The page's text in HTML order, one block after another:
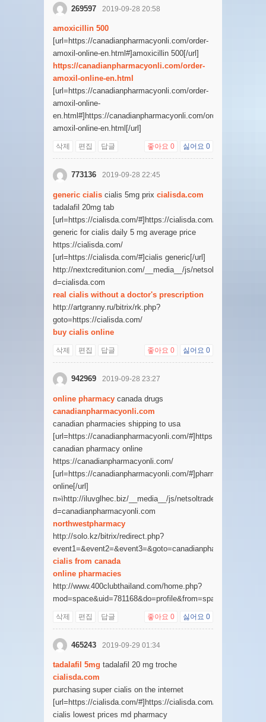
269597 2019-09-28 20:58
amoxicillin 500
[url=https://canadianpharmacyonli.com/order-
amoxil-online-en.html#]amoxicillin 500[/url]
https://canadianpharmacyonli.com/order-
amoxil-online-en.html
[url=https://canadianpharmacyonli.com/order-
amoxil-online-
en.html#]https://canadianpharmacyonli.com/order-
amoxil-online-en.html[/url]
삭제 편집 답글 좋아요 0 싫어요 0
773136 2019-09-28 22:45
generic cialis cialis 5mg prix cialisda.com
tadalafil 20mg tab
[url=https://cialisda.com/#]https://cialisda.com/[/url]
generic for cialis daily 5 mg average price
https://cialisda.com/
[url=https://cialisda.com/#]cialis generic[/url]
http://nextcreditunion.com/__media__/js/
d=cialisda.com
real cialis without a doctor's prescription
http://artgranny.ru/bitrix/rk.php?
goto=https://cialisda.com/
buy cialis online
삭제 편집 답글 좋아요 0 싫어요 0
942969 2019-09-28 23:27
online pharmacy canada drugs
canadianpharmacyonli.com
canadian pharmacies shipping to usa
[url=https://canadianpharmacyonli.com/#]https://
canadian pharmacy online
https://canadianpharmacyonli.com/
[url=https://canadianpharmacyonli.com/#]pharmacy
online[/url]
п»їhttp://iluvglhec.biz/__media__/js/netsoltrademark.php?
d=canadianpharmacyonli.com
northwestpharmacy
http://solo.kz/bitrix/redirect.php?
event1=&event2=&event3=&goto=canadianpharmacyonli.com
cialis from canada
online pharmacies
http://www.400clubthailand.com/home.php?
mod=space&uid=781168&do=profile&from=space
삭제 편집 답글 좋아요 0 싫어요 0
465243 2019-09-29 01:34
tadalafil 5mg tadalafil 20 mg troche
cialisda.com
purchasing super cialis on the internet
[url=https://cialisda.com/#]https://cialisda.com/[/url]
cialis lowest prices md pharmacy